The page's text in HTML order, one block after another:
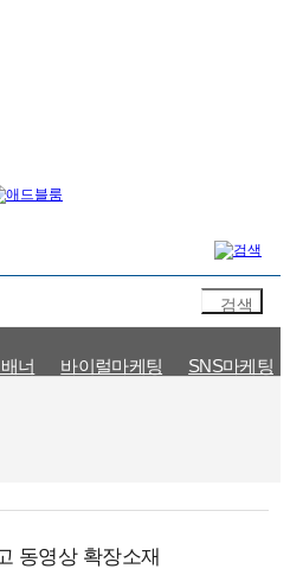
너 바이럴마케팅 SNS마케팅
동영상 확장소재